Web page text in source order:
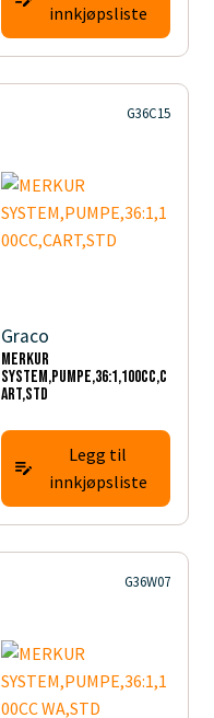
innkjøpsliste
G36C15
Graco
MERKUR
SYSTEM,PUMPE,36:1,100CC,C
ART,STD
Legg til
innkjøpsliste
G36W07